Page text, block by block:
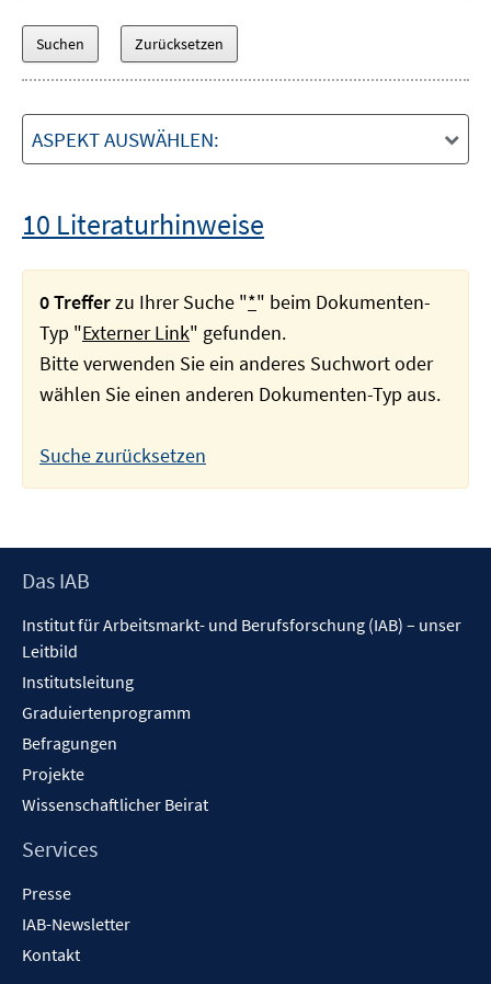
ASPEKT AUSWÄHLEN:
10 Literaturhinweise
0 Trefferzu Ihrer Suche "*" beim Dokumenten-
Typ "Externer Link" gefunden.
Bitte verwenden Sie ein anderes Suchwort oder
wählen Sie einen anderen Dokumenten-Typ aus.
Suche zurücksetzen
Footer
Das IAB
Institut für Arbeitsmarkt- und Berufsforschung (IAB) – unser
Leitbild
Institutsleitung
Graduiertenprogramm
Befragungen
Projekte
Wissenschaftlicher Beirat
Services
Presse
IAB-Newsletter
Kontakt